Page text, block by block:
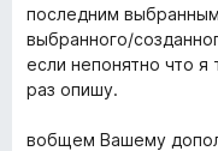
последним
выбранного/
если непонятно что я
раз опишу.
вобщем Вашему